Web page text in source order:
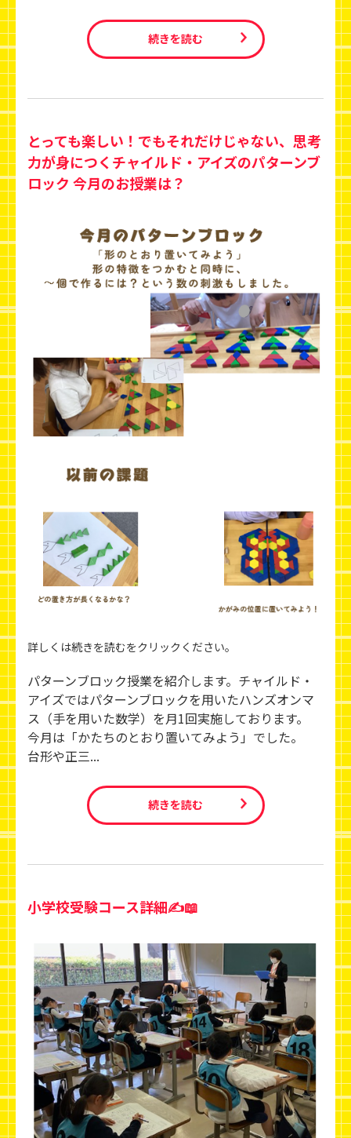
続きを読む
とっても楽しい！でもそれだけじゃない、思考
力が身につくチャイルド・アイズのパターンブ
ロック 今月のお授業は？
詳しくは続きを読むをクリックください。
パターンブロック授業を紹介します。チャイルド・
アイズではパターンブロックを用いたハンズオンマ
ス（手を用いた数学）を月1回実施しております。
今月は「かたちのとおり置いてみよう」でした。
台形や正三...
続きを読む
小学校受験コース詳細✍️📖